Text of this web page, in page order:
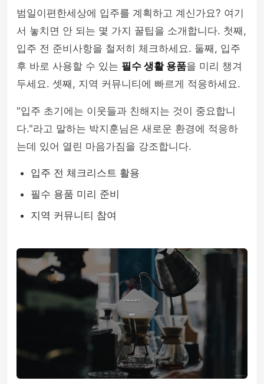
범일이편한세상에 입주를 계획하고 계신가요? 여기
서 놓치면 안 되는 몇 가지 꿀팁을 소개합니다. 첫째,
입주 전 준비사항을 철저히 체크하세요. 둘째, 입주
후 바로 사용할 수 있는 필수 생활 용품을 미리 챙겨
두세요. 셋째, 지역 커뮤니티에 빠르게 적응하세요.
"입주 초기에는 이웃들과 친해지는 것이 중요합니
다."라고 말하는 박지훈님은 새로운 환경에 적응하
는데 있어 열린 마음가짐을 강조합니다.
입주 전 체크리스트 활용
필수 용품 미리 준비
지역 커뮤니티 참여